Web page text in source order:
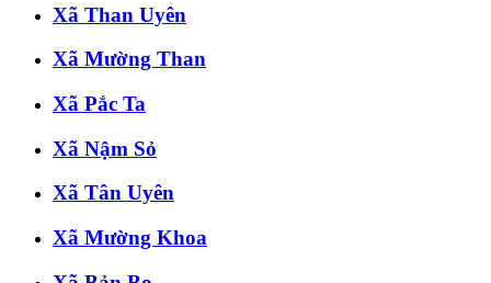
Xã Than Uyên
Xã Mường Than
Xã Pắc Ta
Xã Nậm Sỏ
Xã Tân Uyên
Xã Mường Khoa